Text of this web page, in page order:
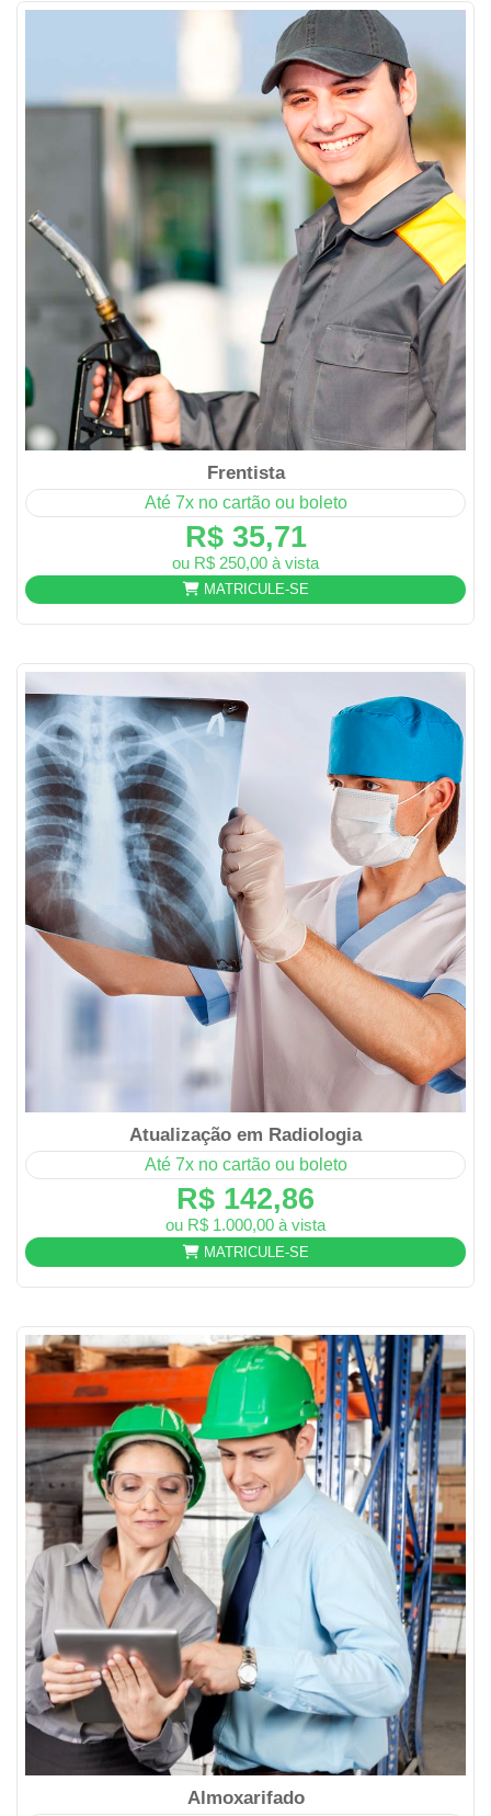
Frentista
Até 7x no cartão ou boleto
R$ 35,71
ou R$ 250,00 à vista
MATRICULE-SE
Atualização em Radiologia
Até 7x no cartão ou boleto
R$ 142,86
ou R$ 1.000,00 à vista
MATRICULE-SE
Almoxarifado